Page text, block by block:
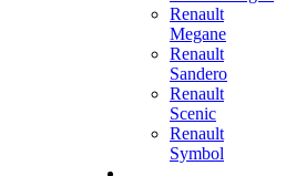
Renault
Megane
Renault
Sandero
Renault
Scenic
Renault
Symbol